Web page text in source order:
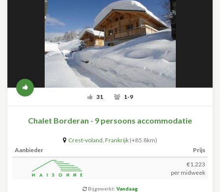
31 1-9
Chalet Borderan - 9 persoons accommodatie
Crest-voland, Frankrijk (+85.8km)
Aanbieder
Prijs
€1.223
per midweek
Bijgewerkt: Vandaag